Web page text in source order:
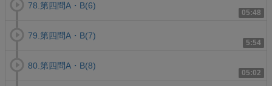
05:48
78.第四問A・B(6)
5:54
79.第四問A・B(7)
05:02
80.第四問A・B(8)